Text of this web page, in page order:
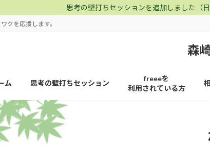
思考の壁打ちセッションを追加しました（
クを応援します。
森
ム 思考の壁打ちセッション
freeeを
利用されている方